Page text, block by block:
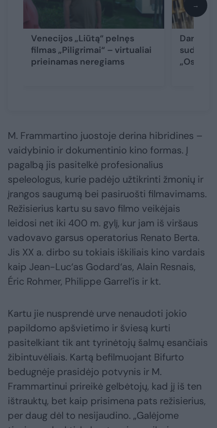
Venecijos „Liūtą“ pelnęs
filmas „Piligrimai“ – virtualiai
prieinamas neregiams
Darbą
→
M. Frammartino juostoje derina hibridines –
vaidybinio ir dokumentinio kino formas. Į
pagalbą jis pasitelkė profesionalius
speleologus, kurie padėjo užtikrinti žmonių ir
įrangos saugumą bei pasiruošti filmavimams.
Režisierius kartu su savo filmo veikėjais
leidosi net iki 400 m. gylį, kur jam iš viršaus
vadovavo garsus operatorius Renato Berta.
Jis XX a. dirbo su tokiais iškiliais kino vardais
kaip Jean-Luc‘as Godard‘as, Alain Resnais,
Éric Rohmer, Philippe Garrel‘is ir kt.
Kartu jie nusprendė urve nenaudoti jokio
papildomo apšvietimo ir šviesą kurti
pasitelkiant tik ant tyrinėtojų šalmų esančiais
žibintuvėliais. Kartą befilmuojant Bifurto
bedugnėje prasidėjo potvynis ir M.
Frammartinui prireikė gelbėtojų, kad jį iš ten
ištrauktų, bet kaip prisimena pats režisierius,
per daug dėl to nesijaudino. „Galėjome